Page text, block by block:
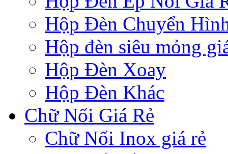
Hộp Đèn Chuyển
Hộp đèn siêu mỏng
Hộp Đèn Xoay
Hộp Đèn Khác
Chữ Nổi Giá Rẻ
Chữ Nổi Inox giá rẻ